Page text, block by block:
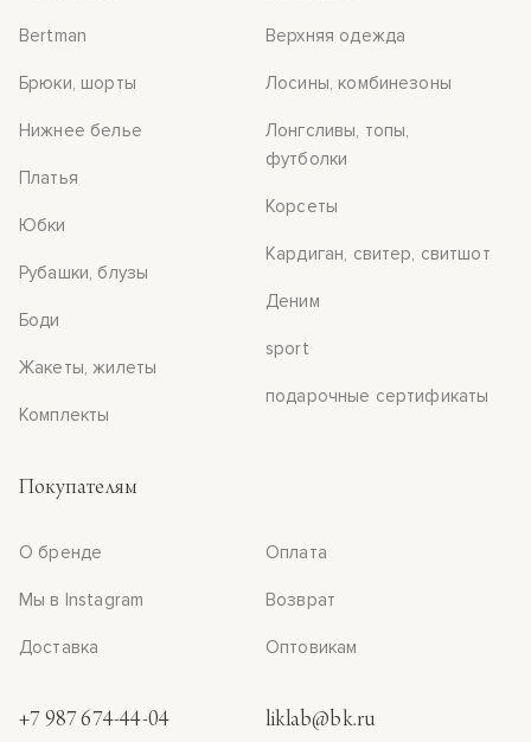
Bertman
Брюки, шорты
Нижнее белье
Платья
Юбки
Рубашки, блузы
Боди
Жакеты, жилеты
Комплекты
Верхняя одежда
Лосины, комбинезоны
Лонгсливы, топы,
футболки
Корсеты
Кардиган, свитер, свитшот
Деним
sport
подарочные сертификаты
Покупателям
О бренде
Мы в Instagram
Доставка
Оплата
Возврат
Оптовикам
+7 987 674-44-04 liklab@bk.ru